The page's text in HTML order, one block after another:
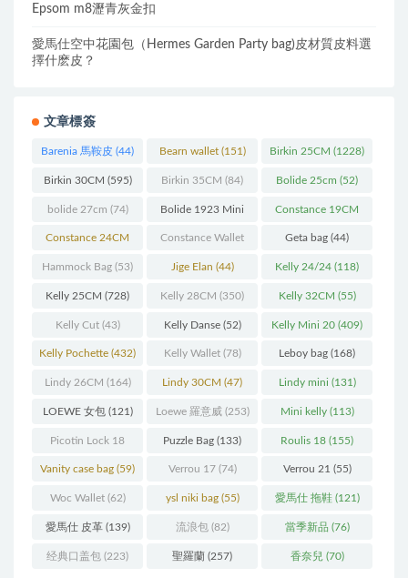
Epsom m8瀝青灰金扣
愛馬仕空中花園包（Hermes Garden Party bag)皮材質皮料選
擇什麽皮？
文章標簽
Barenia 馬鞍皮 (44) Bearn wallet(151) Birkin 25CM (1228)
Birkin 30CM (595) Birkin 35CM (84) Bolide 25cm (52)
bolide 27cm (74) Bolide 1923 Mini
(93)
Constance 19CM
(571)
Constance 24CM
(216)
Constance Wallet
(60)
Geta bag (44)
Hammock Bag (53) Jige Elan (44) Kelly 24/24 (118)
Kelly 25CM (728) Kelly 28CM (350) Kelly 32CM (55)
Kelly Cut(43) Kelly Danse(52) Kelly Mini 20 (409)
Kelly Pochette (432) Kelly Wallet(78) Leboy bag (168)
Lindy 26CM (164) Lindy 30CM (47) Lindy mini (131)
LOEWE 女包(121) Loewe 羅意威(253) Mini kelly(113)
Picotin Lock 18
(202)
Puzzle Bag (133) Roulis 18 (155)
Vanity case bag (59) Verrou 17(74) Verrou 21 (55)
Woc Wallet(62) ysl niki bag(55) 愛馬仕 拖鞋(121)
愛馬仕 皮革(139) 流浪包(82) 當季新品 (76)
经典口盖包 (223) 聖羅蘭 (257) 香奈兒 (70)